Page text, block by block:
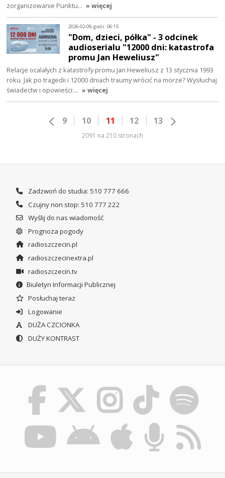
zorganizowanie Punktu… » więcej
2026-02-09, godz. 06:15
"Dom, dzieci, półka" - 3 odcinek
audioserialu "12000 dni: katastrofa
promu Jan Heweliusz"
Relacje ocalałych z katastrofy promu Jan Heweliusz z 13 stycznia 1993
roku. Jak po tragedii i 12000 dniach traumy wrócić na morze? Wysłuchaj
świadectw i opowieści:… » więcej
9 10 11 12 13
2091 na 210 stronach
Zadzwoń do studia: 510 777 666
Czujny non stop: 510 777 222
Wyślij do nas wiadomość
Prognoza pogody
radioszczecin.pl
radioszczecinextra.pl
radioszczecin.tv
Biuletyn Informacji Publicznej
Posłuchaj teraz
Logowanie
DUŻA CZCIONKA
DUŻY KONTRAST